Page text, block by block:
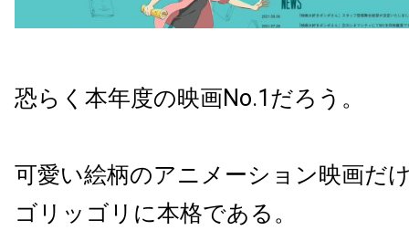
恐らく本年度の映画No.1だろう。
可愛い絵柄のアニメーション映画だ
ゴリッゴリに本格である。